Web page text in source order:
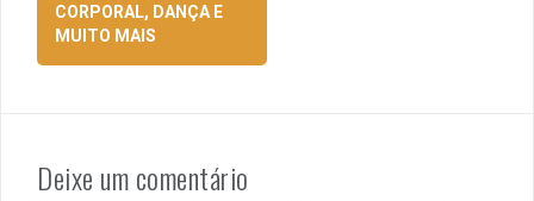
CORPORAL, DANÇA E
MUITO MAIS
Deixe um comentário